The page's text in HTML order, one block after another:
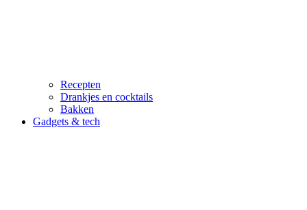
Recepten
Drankjes en cocktails
Bakken
Gadgets & tech